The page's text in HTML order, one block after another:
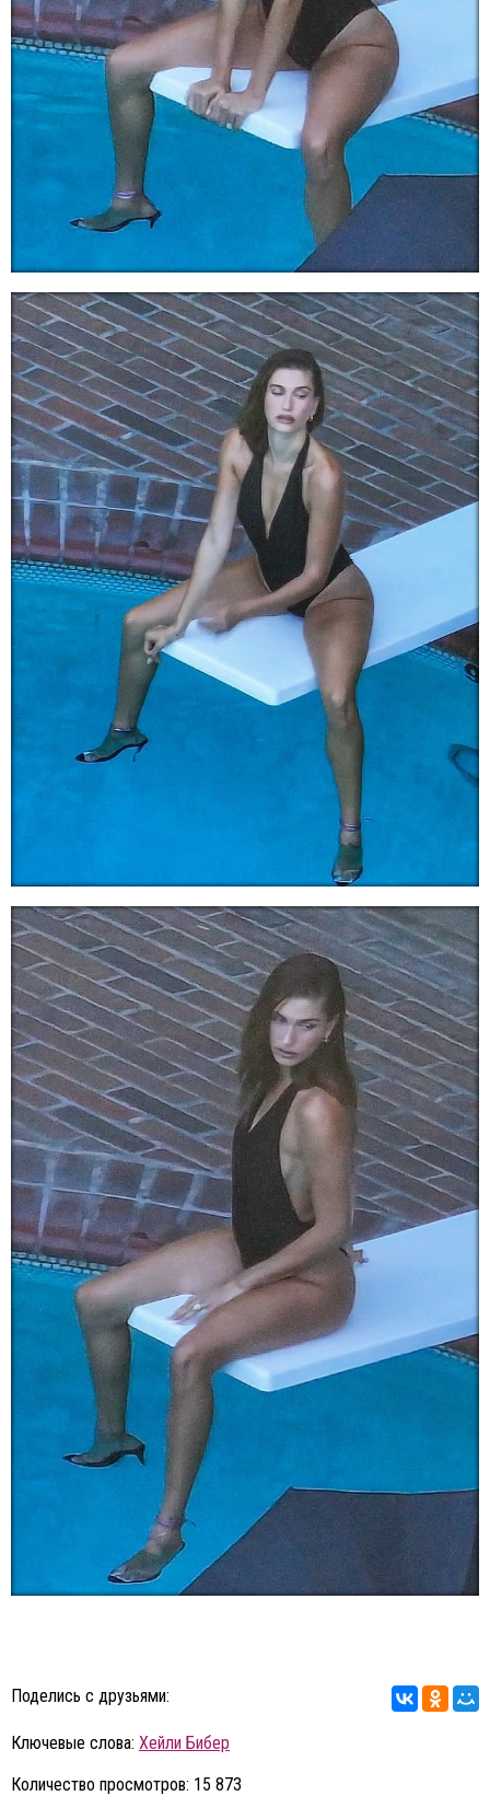
Поделись с друзьями:
Ключевые слова: Хейли Бибер
Количество просмотров: 15 873